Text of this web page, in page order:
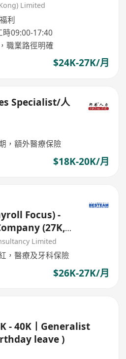
Limited
利
09:00-17:40
職業路徑明確
$24K-27K/月
Specialist/人
，額外醫療保險
$18K-20K/月
Focus) -
(27K,
Limited
，醫療及牙科保險
$26K-27K/月
- 40K丨Generalist
leave )